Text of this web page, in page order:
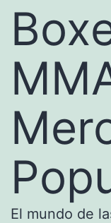
El mundo de